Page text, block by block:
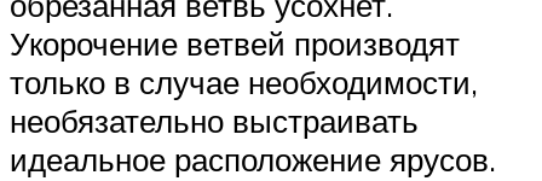
Укорочение ветвей производят
только в случае необходимости,
необязательно выстраивать
идеальное расположение ярусов.